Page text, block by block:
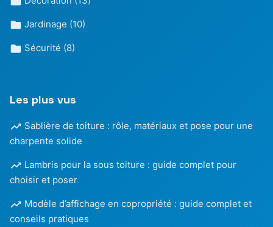
Jardinage (10)
Sécurité (8)
Les plus vus
Sablière de toiture : rôle, matériaux et pose pour une
charpente solide
Lambris pour la sous toiture : guide complet pour
choisir et poser
Modèle d’affichage en copropriété : guide complet et
conseils pratiques